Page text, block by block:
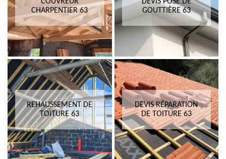
CHARPENTIER 63
GOUTTIÈRE 63
REHAUSSEMENT DE
TOITURE 63
DEVIS RÉPARATION
DE TOITURE 63